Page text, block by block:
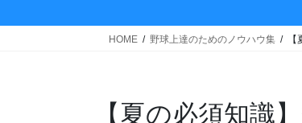
HOME 野球上達のためのノウハウ集
【夏の必須知識